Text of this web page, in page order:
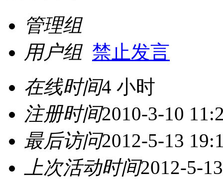
管理组
用户组 禁止发言
在线时间4 小时
注册时间2010-3-10
最后访问2012-5-13
上次活动时间2012-5-